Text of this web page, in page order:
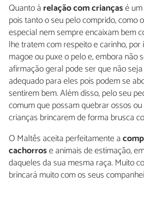
Quanto à relação com criançasé
pois tanto o seu pelo comprido, como
especial nem sempre encaixam bem
lhe tratem com respeito e carinho, por
magoe ou puxe o pelo e, embora não
afirmação geral pode ser que não
adequado para eles pois podem se
sentirem bem. Além disso, pelo seu
comum que possam quebrar ossos
crianças brincarem de forma brusca
O Maltês aceita perfeitamente a
cachorrose animais de estimação,
daqueles da sua mesma raça. Muito
brincará muito com os seus